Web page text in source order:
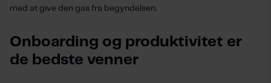
med at give den gas fra begyndelsen.
Onboarding og produktivitet er
de bedste venner